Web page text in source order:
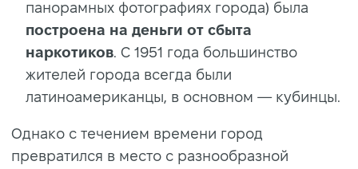
панорамных фотографиях города) была
построена на деньги от сбыта
наркотиков . С 1951 года большинство
жителей города всегда были
латиноамериканцы, в основном — кубинцы.
Однако с течением времени город
превратился в место с разнообразной